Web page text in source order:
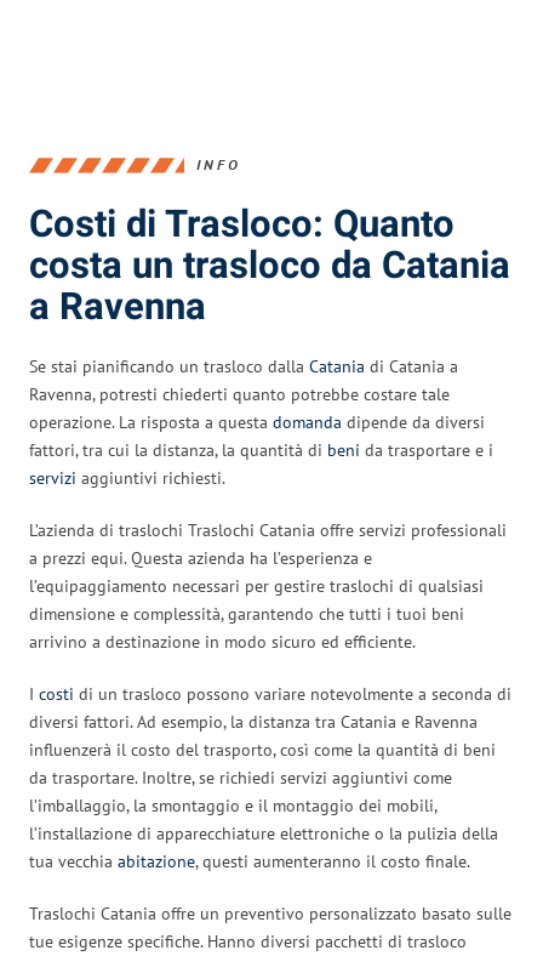
INFO
Costi di Trasloco: Quanto
costa un trasloco da Catania
a Ravenna
Se stai pianificando un trasloco dalla Catania di Catania a
Ravenna, potresti chiederti quanto potrebbe costare tale
operazione. La risposta a questa domanda dipende da diversi
fattori, tra cui la distanza, la quantità di beni da trasportare e i
servizi aggiuntivi richiesti.
L’azienda di traslochi Traslochi Catania offre servizi professionali
a prezzi equi. Questa azienda ha l’esperienza e
l’equipaggiamento necessari per gestire traslochi di qualsiasi
dimensione e complessità, garantendo che tutti i tuoi beni
arrivino a destinazione in modo sicuro ed efficiente.
I costi di un trasloco possono variare notevolmente a seconda di
diversi fattori. Ad esempio, la distanza tra Catania e Ravenna
influenzerà il costo del trasporto, così come la quantità di beni
da trasportare. Inoltre, se richiedi servizi aggiuntivi come
l’imballaggio, la smontaggio e il montaggio dei mobili,
l’installazione di apparecchiature elettroniche o la pulizia della
tua vecchia abitazione, questi aumenteranno il costo finale.
Traslochi Catania offre un preventivo personalizzato basato sulle
tue esigenze specifiche. Hanno diversi pacchetti di trasloco